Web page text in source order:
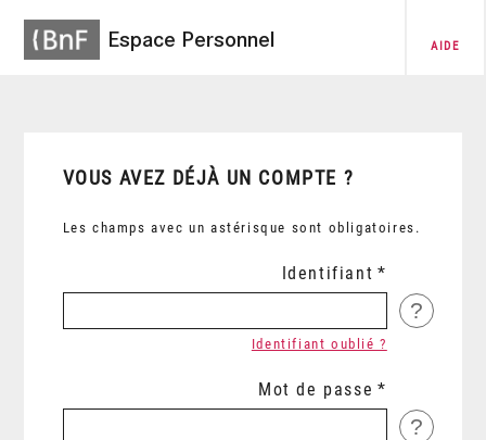
Espace Personnel AIDE
VOUS AVEZ DÉJÀ UN COMPTE ?
Les champs avec un astérisque sont obligatoires.
Identifiant
?
Identifiant oublié ?
Mot de passe
?